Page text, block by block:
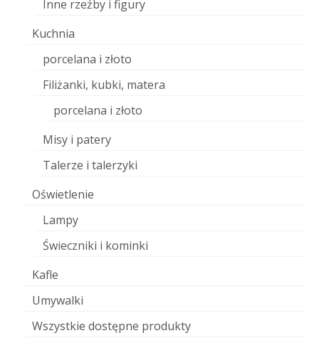
Inne rzeźby i figury
Kuchnia
porcelana i złoto
Filiżanki, kubki, matera
porcelana i złoto
Misy i patery
Talerze i talerzyki
Oświetlenie
Lampy
Świeczniki i kominki
Kafle
Umywalki
Wszystkie dostępne produkty